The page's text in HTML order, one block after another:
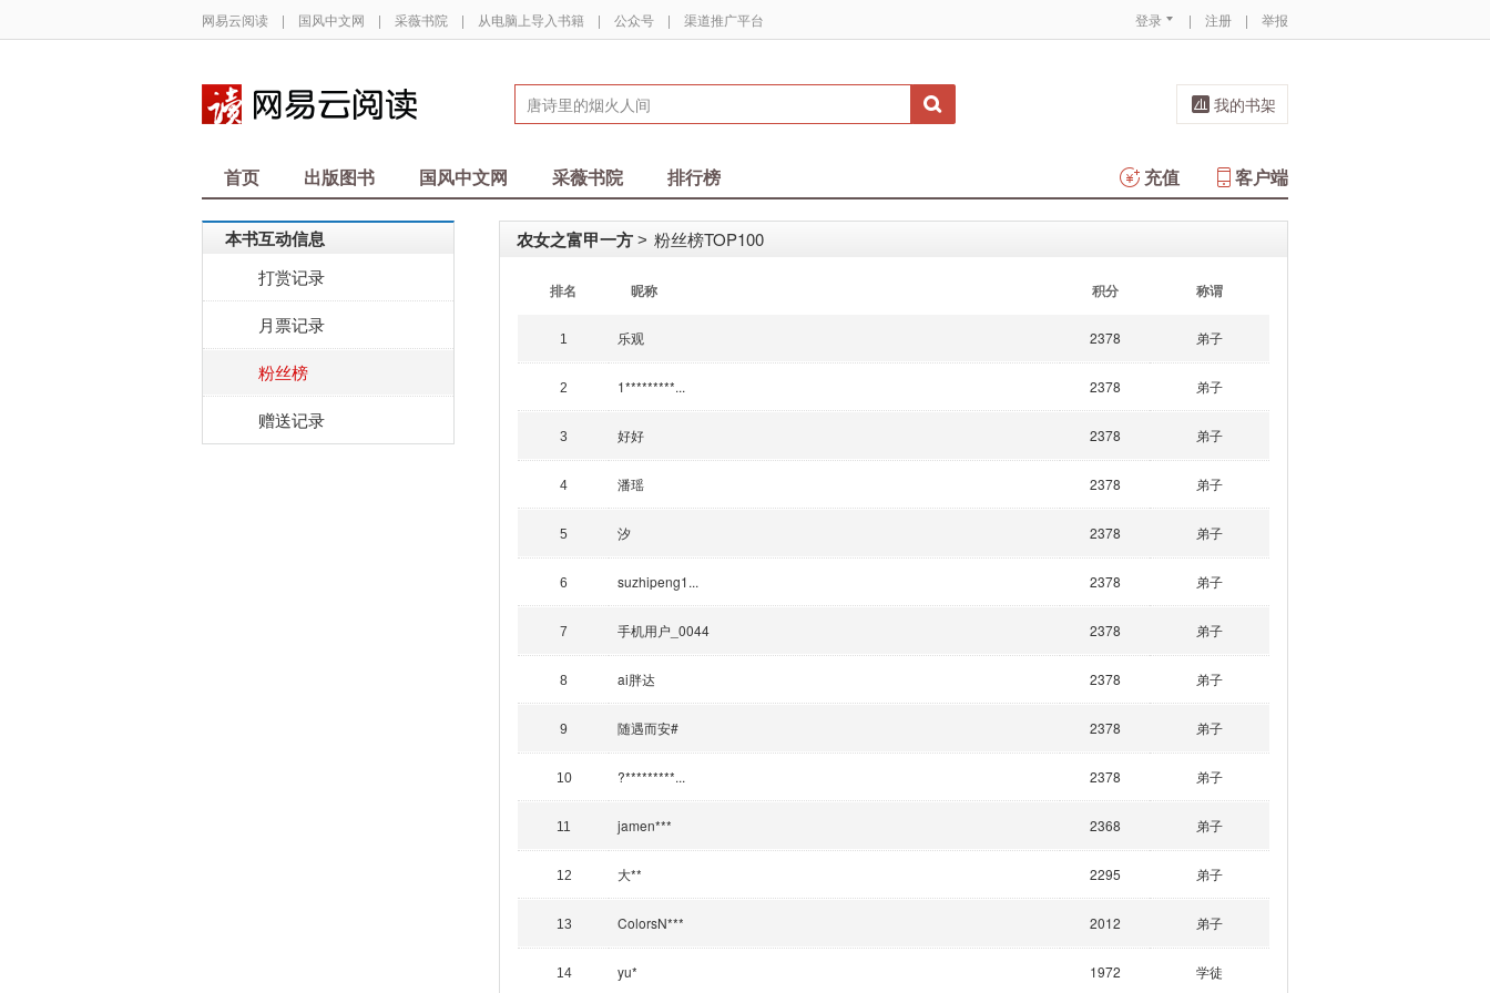
网易云阅读 | 国风中文网 | 采薇书院 | 从电脑上导入书籍 | 公众号 | 渠道推广平台 登录 | 注册 | 举报
我的书架
首页 出版图书 国风中文网 采薇书院 排行榜 客户端
充值
本书互动信息
打赏记录
月票记录
粉丝榜
赠送记录
农女之富甲一方 > 粉丝榜TOP100
排名 昵称 积分 称谓
1 乐观 2378 弟子
2 1*********... 2378 弟子
3 好好 2378 弟子
4 潘瑶 2378 弟子
5 汐 2378 弟子
6 suzhipeng1... 2378 弟子
7 手机用户_0044 2378 弟子
8 ai胖达 2378 弟子
9 随遇而安# 2378 弟子
10 ?*********... 2378 弟子
11 jamen*** 2368 弟子
12 大** 2295 弟子
13 ColorsN*** 2012 弟子
14 yu* 1972 学徒